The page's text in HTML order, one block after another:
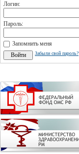
Логин:
Пароль:
Запомнить меня
Забыли свой пароль?